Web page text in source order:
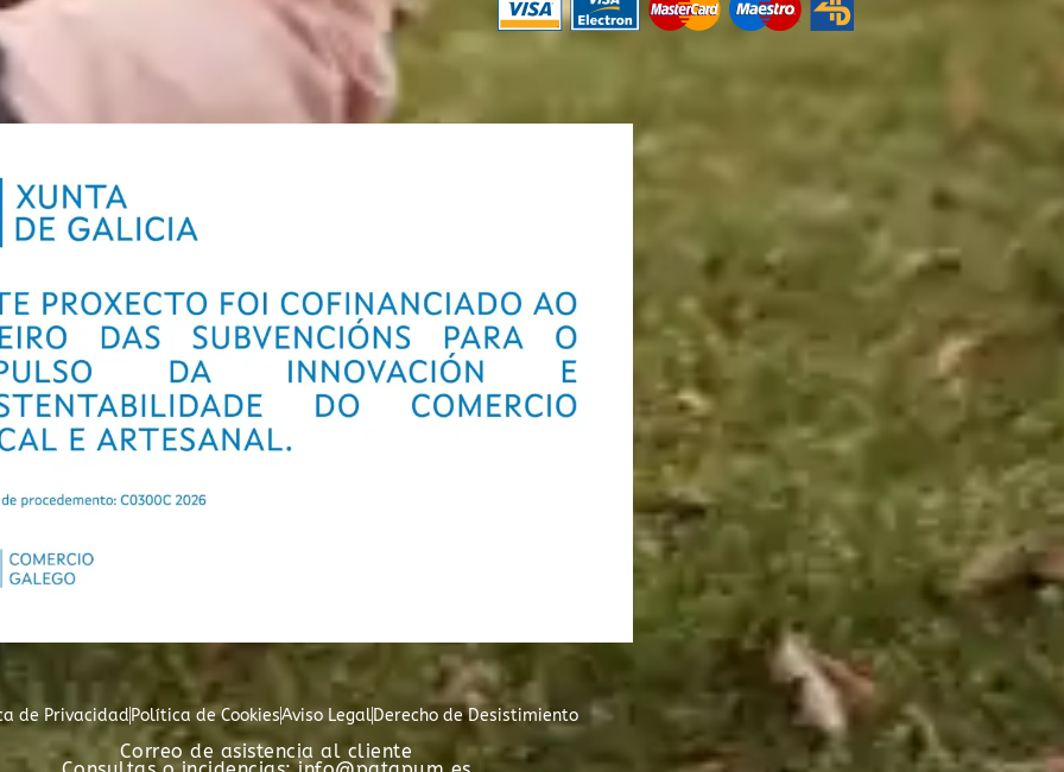
de Privacidad Política de CookiesAviso LegalDerecho de Desistimiento
Correo de asistencia al cliente